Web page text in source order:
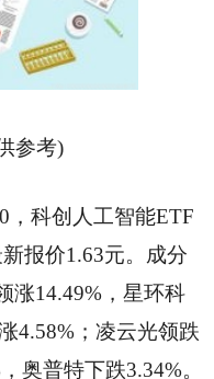
参考)
，科创人工智能ETF
报价1.63元。成分
涨14.49%，星环科
4.58%；凌云光领跌
奥普特下跌3.34%。